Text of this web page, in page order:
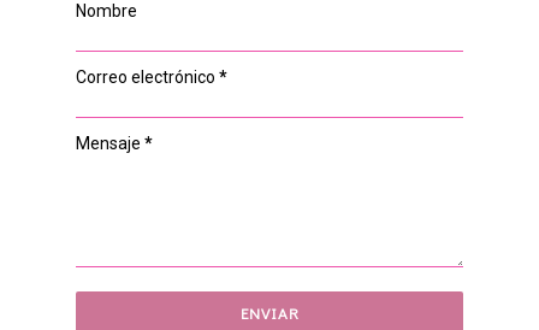
Nombre
Correo electrónico *
Mensaje *